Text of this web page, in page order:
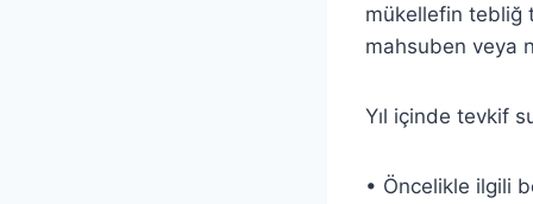
mükellefin tebliğ
mahsuben veya
Yıl içinde tevkif
• Öncelikle ilgili